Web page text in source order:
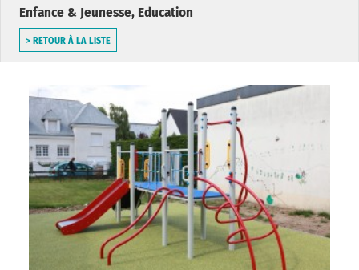
Enfance & Jeunesse, Education
> RETOUR À LA LISTE